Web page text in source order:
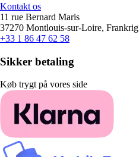
Kontakt os
11 rue Bernard Maris
37270 Montlouis-sur-Loire, Frankrig
+33 1 86 47 62 58
Sikker betaling
Køb trygt på vores side